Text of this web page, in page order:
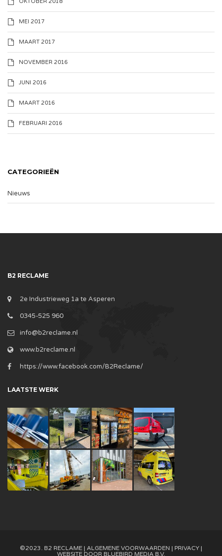
MEI 2017
MAART 2017
NOVEMBER 2016
JUNI 2016
MAART 2016
FEBRUARI 2016
CATEGORIEËN
Nieuws
B2 RECLAME
2e Industrieweg 1a te Asperen
0345-525 960
info@b2reclame.nl
www.b2reclame.nl
https://www.facebook.com/B2Reclame/
LAATSTE WERK
©2023. B2 RECLAME | ALGEMENE VOORWAARDEN | PRIVACY |
WEBSITE DOOR BLUEBIRD MEDIA B.V.